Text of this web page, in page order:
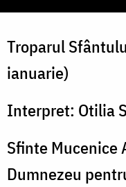
Troparul
ianuarie)
Interpret: Otilia
Sfinte Mucenice
Dumnezeu